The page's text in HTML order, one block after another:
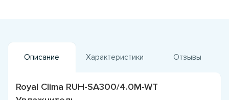
Описание Характеристики Отзывы
Royal Clima RUH-SA300/4.0M-WT